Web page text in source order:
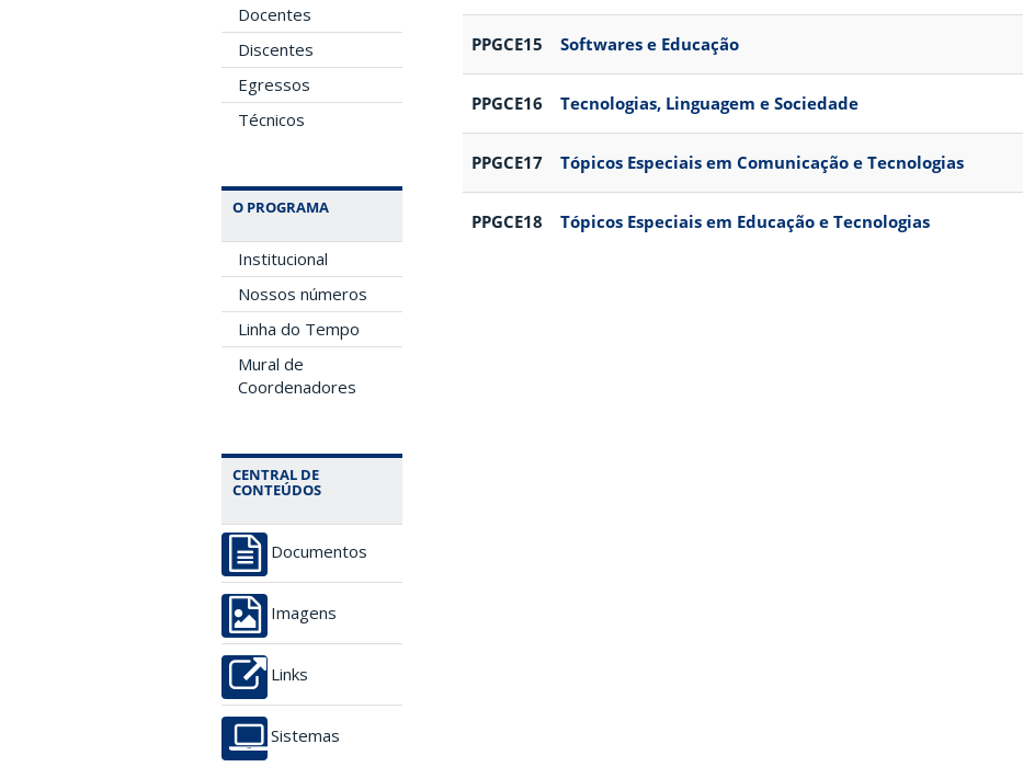
Docentes
Discentes
Egressos
Técnicos
O PROGRAMA
Institucional
Nossos números
Linha do Tempo
Mural de
Coordenadores
CENTRAL DE
CONTEÚDOS
Documentos
Imagens
Links
Sistemas
PPGCE15 Softwares e Educação
PPGCE16 Tecnologias, Linguagem e Sociedade
PPGCE17 Tópicos Especiais em Comunicação e Tecnologias
PPGCE18 Tópicos Especiais em Educação e Tecnologias